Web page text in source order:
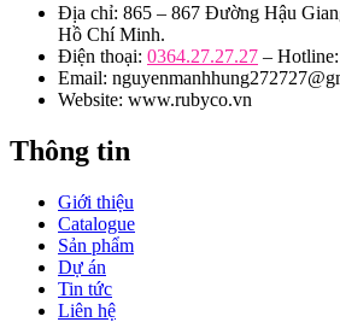
Địa chỉ: 865 – 867 Đường Hậu
Hồ Chí Minh.
Điện thoại: 0364.27.27.27 – Hotline:
Email:
Website: www.rubyco.vn
Thông tin
Giới thiệu
Catalogue
Sản phẩm
Dự án
Tin tức
Liên hệ